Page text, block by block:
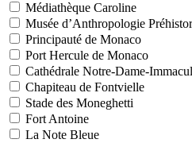
Médiathèque Caroline
Musée d’Anthropologie
Principauté de Monaco
Port Hercule de Monaco
Cathédrale Notre-Dame-
Chapiteau de Fontvielle
Stade des Moneghetti
Fort Antoine
La Note Bleue